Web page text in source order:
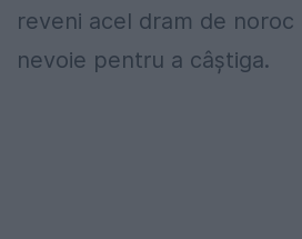
reveni acel dram de noroc
nevoie pentru a câștiga.